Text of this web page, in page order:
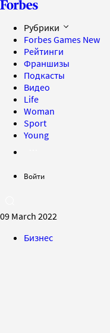
Рубрики
Forbes Games New
Рейтинги
Франшизы
Подкасты
Видео
Life
Woman
Sport
Young
Войти
09 March 2022
Бизнес